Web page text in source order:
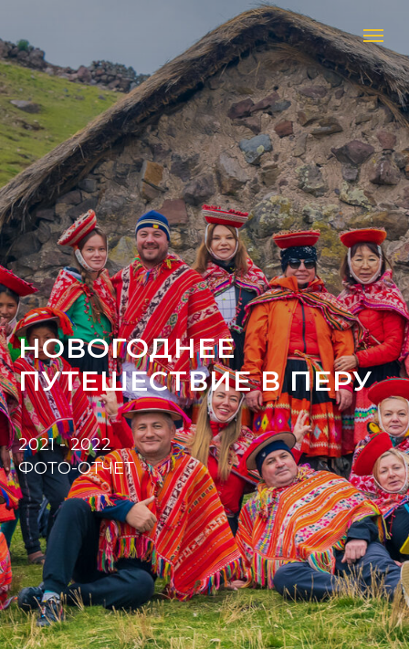
НОВОГОДНЕЕ
ПУТЕШЕСТВИЕ В ПЕРУ
2021 - 2022
ФОТО-ОТЧЕТ